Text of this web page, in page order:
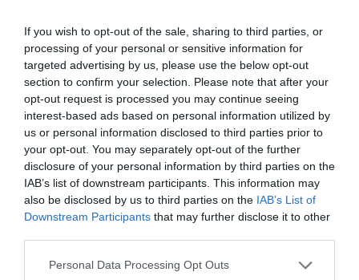
If you wish to opt-out of the sale, sharing to third parties, or
processing of your personal or sensitive information for
targeted advertising by us, please use the below opt-out
section to confirm your selection. Please note that after your
opt-out request is processed you may continue seeing
interest-based ads based on personal information utilized by
us or personal information disclosed to third parties prior to
your opt-out. You may separately opt-out of the further
disclosure of your personal information by third parties on the
IAB’s list of downstream participants. This information may
also be disclosed by us to third parties on the IAB’s List of
Downstream Participants that may further disclose it to other
Personal Data Processing Opt Outs
PARTAGER L'ARTICLE
FacebookTwitterPinterestLinkedInEmail Print
Aucun commentaire !